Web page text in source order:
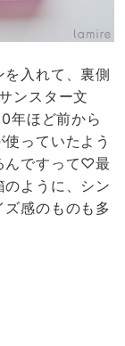
入れて、裏側
ンスター文
年ほど前から
っていたよう
んですって♡最
ように、シン
感のものも多